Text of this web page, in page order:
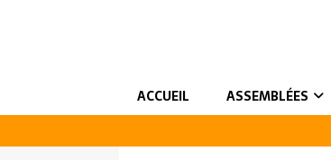
ACCUEIL ASSEMBLÉES